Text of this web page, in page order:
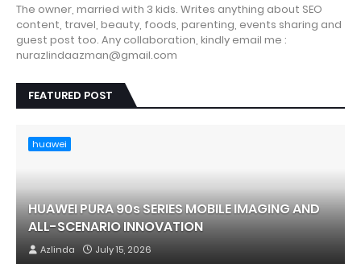
The owner, married with 3 kids. Writes anything about SEO
content, travel, beauty, foods, parenting, events sharing and
guest post too. Any collaboration, kindly email me :
nurazlindaazman@gmail.com
FEATURED POST
huawei
HUAWEI PURA 90s SERIES MOBILE IMAGING AND
ALL-SCENARIO INNOVATION
Azlinda July 15, 2026